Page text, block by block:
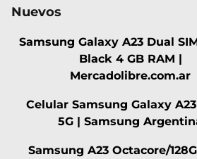
Nuevos
Samsung Galaxy A23 Dual
Black 4 GB RAM |
Mercadolibre.com.ar
Celular Samsung Galaxy A23
5G | Samsung
Samsung A23 Octacore/